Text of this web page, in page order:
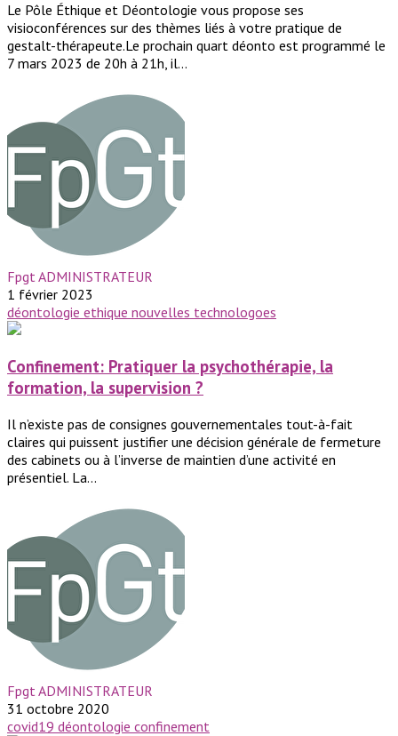
Le Pôle Éthique et Déontologie vous propose ses
visioconférences sur des thèmes liés à votre pratique de
gestalt-thérapeute.Le prochain quart déonto est programmé le
7 mars 2023 de 20h à 21h, il...
Fpgt ADMINISTRATEUR
1 février 2023
déontologie ethique nouvelles technologoes
Confinement: Pratiquer la psychothérapie, la
formation, la supervision ?
Il n’existe pas de consignes gouvernementales tout-à-fait
claires qui puissent justifier une décision générale de fermeture
des cabinets ou à l’inverse de maintien d’une activité en
présentiel. La...
Fpgt ADMINISTRATEUR
31 octobre 2020
covid19 déontologie confinement